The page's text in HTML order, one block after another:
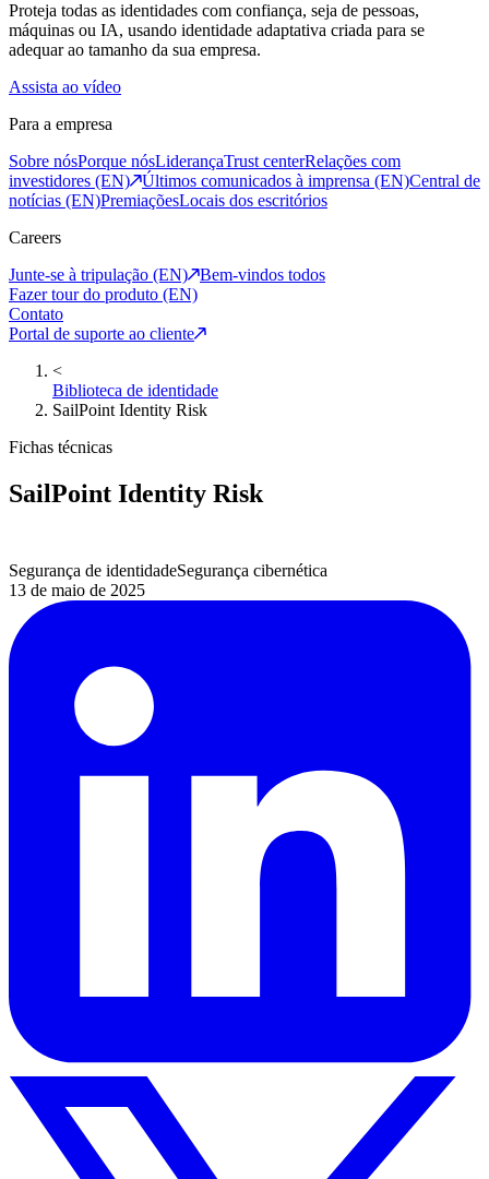
Proteja todas as identidades com confiança, seja de pessoas,
máquinas ou IA, usando identidade adaptativa criada para se
adequar ao tamanho da sua empresa.
Assista ao vídeo
Para a empresa
Sobre nósPorque nósLiderançaTrust centerRelações com
investidores (EN)
Últimos comunicados à imprensa (EN)Central de
notícias (EN)PremiaçõesLocais dos escritórios
Careers
Junte-se à tripulação (EN)
Bem-vindos todos
Fazer tour do produto (EN)
Contato
Portal de suporte ao cliente
<
Biblioteca de identidade
SailPoint Identity Risk
Fichas técnicas
SailPoint Identity Risk
Segurança de identidadeSegurança cibernética
13 de maio de 2025